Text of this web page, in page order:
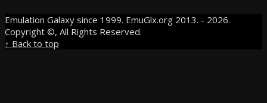
Emulation Galaxy since 1999. EmuGlx.org 2013. - 2026.
Copyright ©, All Rights Reserved.
↑ Back to top